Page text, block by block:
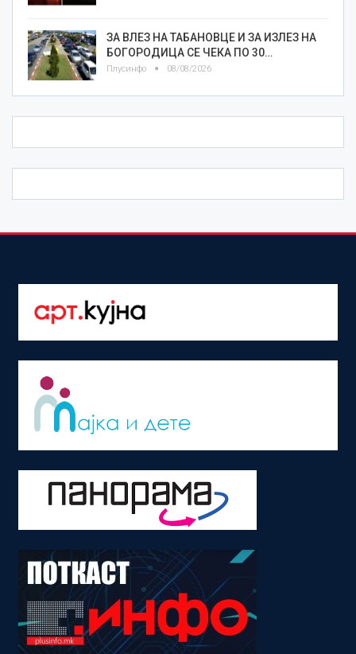
ЗА ВЛЕЗ НА ТАБАНОВЦЕ И ЗА ИЗЛЕЗ НА
БОГОРОДИЦА СЕ ЧЕКА ПО 30…
Плусинфо 08/08/2026